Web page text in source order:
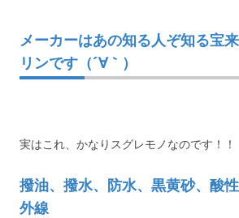
メーカーはあの知る人ぞ知る宝
リンです（´∀｀）
実はこれ、かなりスグレモノなのです！！
撥油、撥水、防水、黒黄砂、酸
外線